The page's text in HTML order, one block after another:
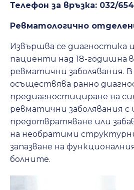
Телефон за връзка: 032/
Ревматологично
Извършва се диагностика
пациенти над 18-годишна
ревматични заболявания. В
осъществява ранно
предиагностициране на
ревматични заболявания с
предотвратяване или
на необратими
запазване на
болните.